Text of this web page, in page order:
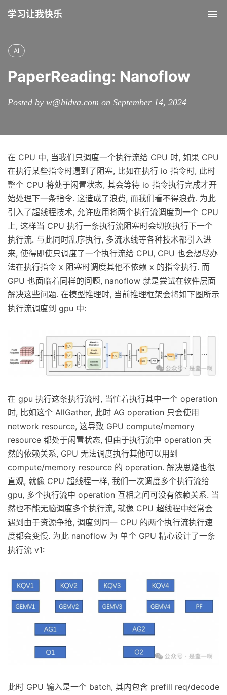
学习让我快乐
AI
PaperReading: Nanoflow
Posted by w@hidva.com on September 14, 2024
在 CPU 中, 当我们只调度一个执行流给 CPU 时, 如果 CPU
在执行某些指令时遇到了阻塞, 比如在执行 io 指令时, 此时
整个 CPU 将处于闲置状态, 其会等待 io 指令执行完成才开
始处理下一条指令. 这造成了浪费, 而我们看不得浪费. 为此
引入了超线程技术, 允许应用将两个执行流调度到一个 CPU
上, 这样当 CPU 执行一条执行流阻塞时会切换执行下一个
执行流. 与此同时乱序执行, 多流水线等各种技术都引入进
来, 使得即使只调度了一个执行流给 CPU, CPU 也会想尽办
法在执行指令 x 阻塞时调度其他不依赖 x 的指令执行. 而
GPU 也面临着同样的问题, nanoflow 就是尝试在软件层面
解决这些问题. 在模型推理时, 当前推理框架会将如下图所示
执行流调度到 gpu 中:
在 gpu 执行这条执行流时, 当忙着执行其中一个 operation
时, 比如这个 AllGather, 此时 AG operation 只会使用
network resource, 这导致 GPU compute/memory
resource 都处于闲置状态, 但由于执行流中 operation 天
然的依赖关系, GPU 无法调度执行其他可以用到
compute/memory resource 的 operation. 解决思路也很
直观, 就像 CPU 超线程一样, 我们一次调度多个执行流给
gpu, 多个执行流中 operation 互相之间可没有依赖关系. 当
然也不能无脑调度多个执行流, 就像 CPU 超线程中经常会
遇到由于资源争抢, 调度到同一 CPU 的两个执行流执行速
度都会变慢. 为此 nanoflow 为 单个 GPU 精心设计了一条
执行流 v1:
此时 GPU 输入是一个 batch, 其内包含 prefill req/decode